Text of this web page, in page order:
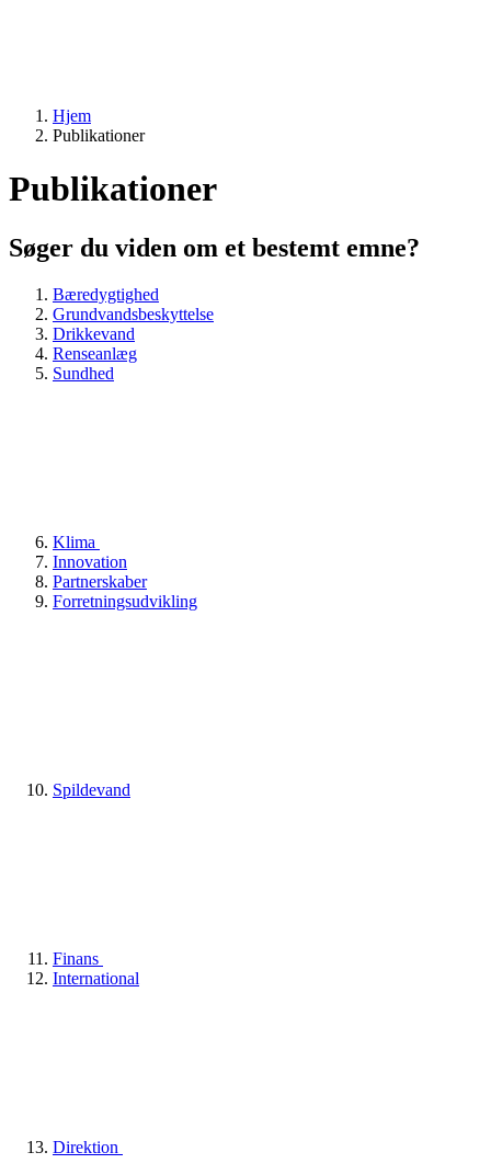
Hjem
Publikationer
Publikationer
Søger du viden om et bestemt emne?
Bæredygtighed
Grundvandsbeskyttelse
Drikkevand
Renseanlæg
Sundhed
Klima
Innovation
Partnerskaber
Forretningsudvikling
Spildevand
Finans
International
Direktion